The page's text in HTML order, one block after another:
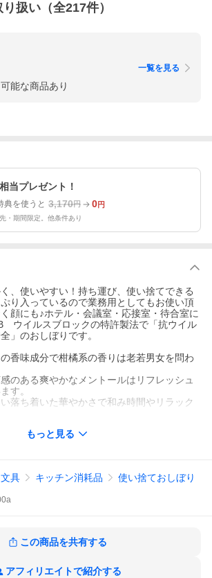
扱い（全217件）
能な商品あり
一覧を見る
当プレゼント！
典を使うと 3,170円 0円
・期間限定。他条件あり
、使いやすい！持ち運び、使い捨てできる
り入っているので業務用としてもお使い頂
顔にも♪ホテル・会議室・応接室・待合室に
ウイルスブロックの特許製法で「抗ウイル
」のおしぼりです。
香味成分で柑橘系の香りは老若男女を問わ
のある爽やかなメントールはリフレッシュ
す。
落ち着いた華やかさで和み時間やリラック
小学校 塾 介護施設 老人ホーム デイサービ
室 待合室
もっと見る
具 キッチン消耗品 使い捨ておしぼり
この商品を共有する
アフィリエイトで紹介する